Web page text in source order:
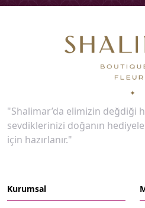
"Shalimar’da elimizin değdiği
sevdiklerinizi doğanın
için hazırlanır."
Kurumsal